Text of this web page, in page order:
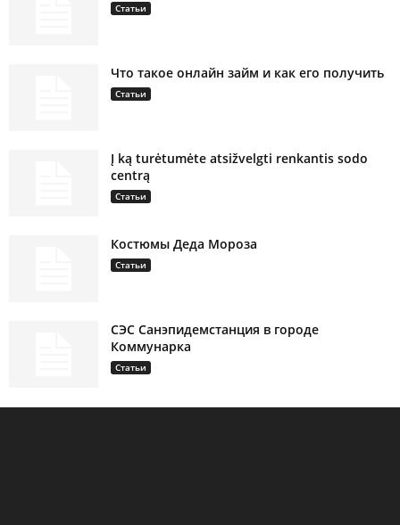
Статьи
Что такое онлайн займ и как его получить
Статьи
Į ką turėtumėte atsižvelgti renkantis sodo
centrą
Статьи
Костюмы Деда Мороза
Статьи
СЭС Санэпидемстанция в городе
Коммунарка
Статьи